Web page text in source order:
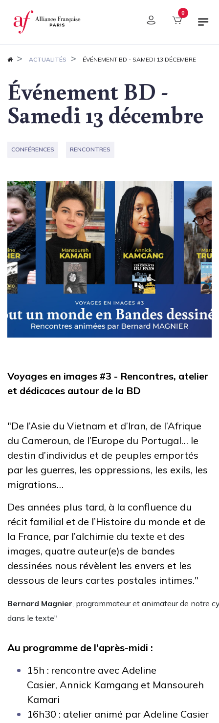
Panneau de gestion des cookies 0
ACTUALITÉS ÉVÉNEMENT BD - SAMEDI 13 DÉCEMBRE
Événement BD -
Samedi 13 décembre
CONFÉRENCES RENCONTRES
Voyages en images #3 - Rencontres, atelier
et dédicaces autour de la BD
"De l’Asie du Vietnam et d’Iran, de l’Afrique
du Cameroun, de l’Europe du Portugal… le
destin d’individus et de peuples emportés
par les guerres, les oppressions, les exils, les
migrations…
Des années plus tard, à la confluence du
récit familial et de l’Histoire du monde et de
la France, par l’alchimie du texte et des
images, quatre auteur(e)s de bandes
dessinées nous révèlent les envers et les
dessous de leurs cartes postales intimes."
Bernard Magnier, programmateur et animateur de notre
dans le texte"
Au programme de l'après-midi :
15h : rencontre avec Adeline
Casier, Annick Kamgang et Mansoureh
Kamari
16h30 : atelier animé par Adeline Casier